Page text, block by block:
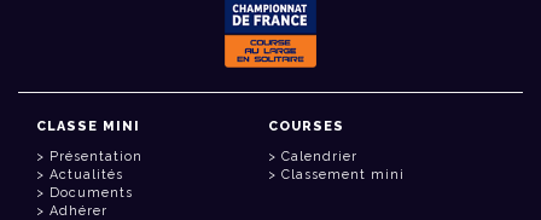
CLASSE MINI
Présentation
Actualités
Documents
Adhérer
COURSES
Calendrier
Classement mini